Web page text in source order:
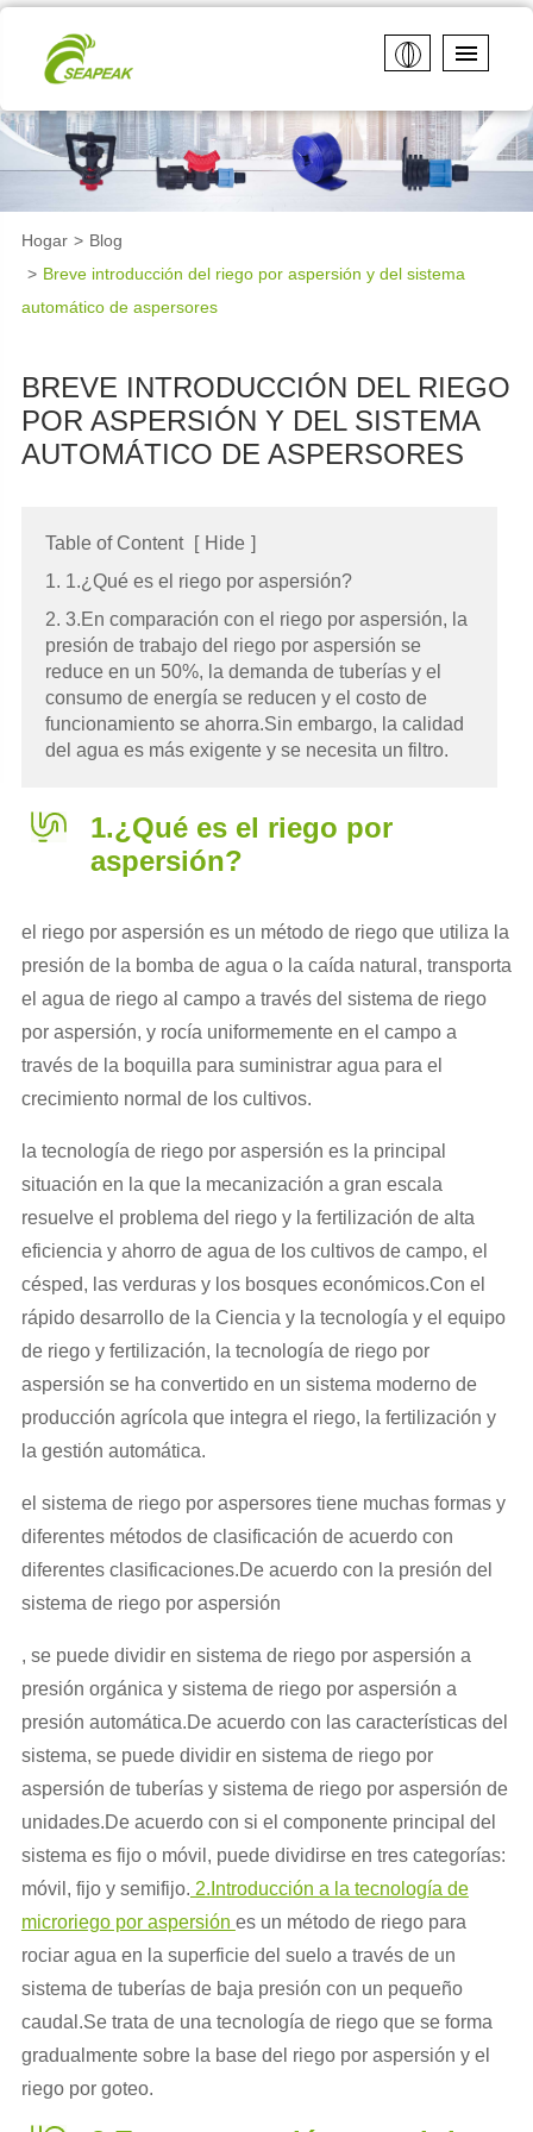
Hogar
Blog
Breve introducción del riego por aspersión y del sistema
automático de aspersores
BREVE INTRODUCCIÓN DEL RIEGO
POR ASPERSIÓN Y DEL SISTEMA
AUTOMÁTICO DE ASPERSORES
Table of Content [ Hide ]
1. 1.¿Qué es el riego por aspersión?
2. 3.En comparación con el riego por aspersión, la
presión de trabajo del riego por aspersión se
reduce en un 50%, la demanda de tuberías y el
consumo de energía se reducen y el costo de
funcionamiento se ahorra.Sin embargo, la calidad
del agua es más exigente y se necesita un filtro.
1.¿Qué es el riego por
aspersión?
el riego por aspersión es un método de riego que utiliza la
presión de la bomba de agua o la caída natural, transporta
el agua de riego al campo a través del sistema de riego
por aspersión, y rocía uniformemente en el campo a
través de la boquilla para suministrar agua para el
crecimiento normal de los cultivos.
la tecnología de riego por aspersión es la principal
situación en la que la mecanización a gran escala
resuelve el problema del riego y la fertilización de alta
eficiencia y ahorro de agua de los cultivos de campo, el
césped, las verduras y los bosques económicos.Con el
rápido desarrollo de la Ciencia y la tecnología y el equipo
de riego y fertilización, la tecnología de riego por
aspersión se ha convertido en un sistema moderno de
producción agrícola que integra el riego, la fertilización y
la gestión automática.
el sistema de riego por aspersores tiene muchas formas y
diferentes métodos de clasificación de acuerdo con
diferentes clasificaciones.De acuerdo con la presión del
sistema de riego por aspersión
, se puede dividir en sistema de riego por aspersión a
presión orgánica y sistema de riego por aspersión a
presión automática.De acuerdo con las características del
sistema, se puede dividir en sistema de riego por
aspersión de tuberías y sistema de riego por aspersión de
unidades.De acuerdo con si el componente principal del
sistema es fijo o móvil, puede dividirse en tres categorías:
móvil, fijo y semifijo. 2.Introducción a la tecnología de
microriego por aspersión es un método de riego para
rociar agua en la superficie del suelo a través de un
sistema de tuberías de baja presión con un pequeño
caudal.Se trata de una tecnología de riego que se forma
gradualmente sobre la base del riego por aspersión y el
riego por goteo.